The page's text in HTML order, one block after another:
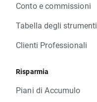
Conto e commissioni
Tabella degli strumenti
Clienti Professionali
Risparmia
Piani di Accumulo